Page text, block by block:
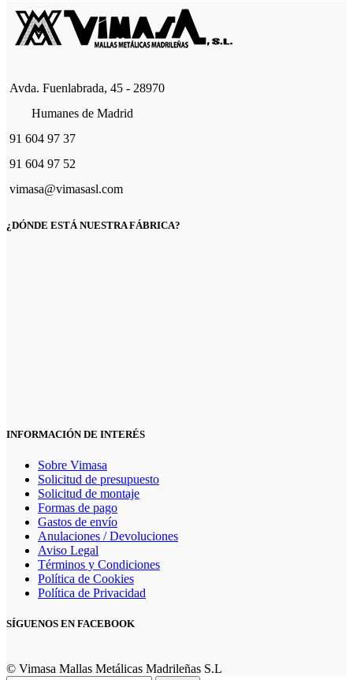
84,70€
hasta
133,10€
tiene
múltiples
variantes.
se
elegir
producto
Avda. Fuenlabrada, 45 - 28970
Humanes de Madrid
91 604 97 37
91 604 97 52
vimasa@vimasasl.com
¿DÓNDE ESTÁ NUESTRA FÁBRICA?
INFORMACIÓN DE INTERÉS
Sobre Vimasa
Solicitud de presupuesto
Solicitud de montaje
Formas de pago
Gastos de envío
Anulaciones / Devoluciones
Aviso Legal
Términos y Condiciones
Política de Cookies
Política de Privacidad
SÍGUENOS EN FACEBOOK
© Vimasa Mallas Metálicas Madrileñas S.L